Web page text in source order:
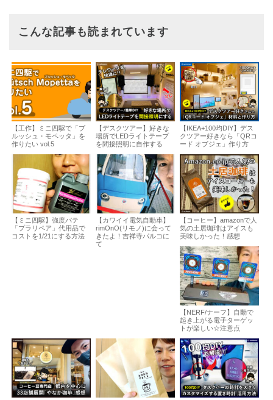
こんな記事も読まれています
【工作】ミニ四駆で「ブ
ルッシュ・モペッタ」を
作りたい vol.5
【デスクツアー】好きな
場所でLEDライトテープ
を間接照明に自作する
【IKEA+100均DIY】デス
クツアー好きなら「QRコ
ード オブジェ」作り方
【ミニ四駆】強度パテ
「プラリペア」代用品で
コストを1/21にする方法
【カワイイ電気自動車】
rimOnO(リモノ)に会って
きたよ！吉祥寺パルコに
て
【コーヒー】amazonで人
気の土居珈琲はアイスも
美味しかった！感想
【NERF/ナーフ】自動で
起き上がる電子ターゲッ
トが楽しい☆注意点